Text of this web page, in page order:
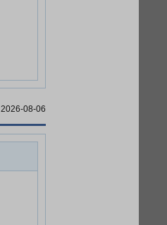
2026-08-06